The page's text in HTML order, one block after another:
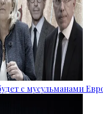
с мусульманами